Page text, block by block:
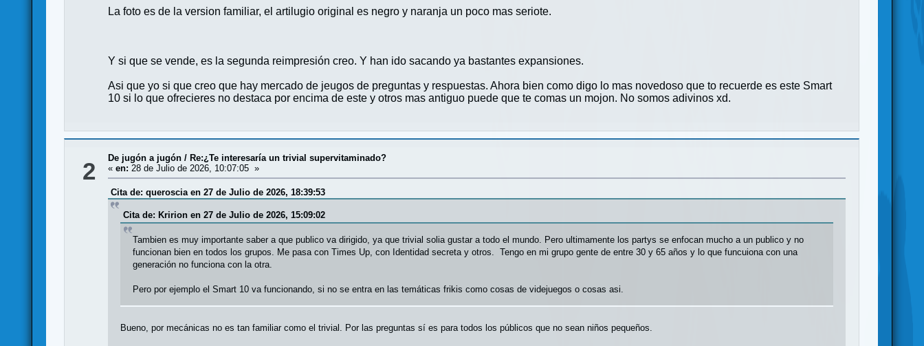
La foto es de la version familiar, el artilugio original es negro y naranja un poco mas seriote.
Y si que se vende, es la segunda reimpresión creo. Y han ido sacando ya bastantes expansiones.
Asi que yo si que creo que hay mercado de jeugos de preguntas y respuestas. Ahora bien como digo lo mas novedoso que to recuerde es este Smart
10 si lo que ofrecieres no destaca por encima de este y otros mas antiguo puede que te comas un mojon. No somos adivinos xd.
2 De jugón a jugón /Re:¿Te interesaría un trivial supervitaminado?
«en: 28 de Julio de 2026, 10:07:05 »
Cita de: queroscia en 27 de Julio de 2026, 18:39:53
Cita de: Kririon en 27 de Julio de 2026, 15:09:02
Tambien es muy importante saber a que publico va dirigido, ya que trivial solia gustar a todo el mundo. Pero ultimamente los partys se enfocan mucho a un publico y no
funcionan bien en todos los grupos. Me pasa con Times Up, con Identidad secreta y otros. Tengo en mi grupo gente de entre 30 y 65 años y lo que funcuiona con una
generación no funciona con la otra.
Pero por ejemplo el Smart 10 va funcionando, si no se entra en las temáticas frikis como cosas de videjuegos o cosas asi.
Bueno, por mecánicas no es tan familiar como el trivial. Por las preguntas sí es para todos los públicos que no sean niños pequeños.